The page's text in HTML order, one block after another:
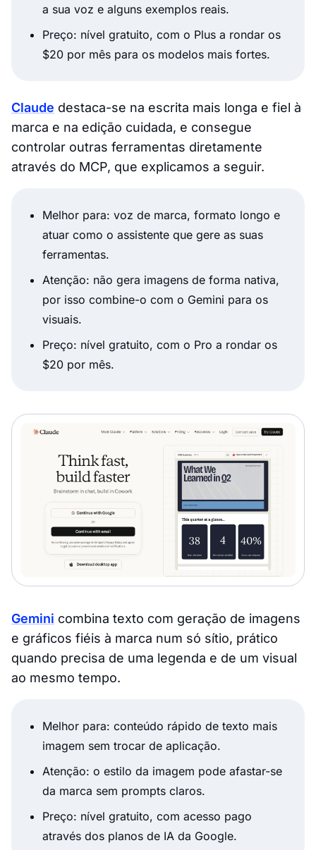
a sua voz e alguns exemplos reais.
Preço: nível gratuito, com o Plus a rondar os
$20 por mês para os modelos mais fortes.
Claude destaca-se na escrita mais longa e fiel à
marca e na edição cuidada, e consegue
controlar outras ferramentas diretamente
através do MCP, que explicamos a seguir.
Melhor para: voz de marca, formato longo e
atuar como o assistente que gere as suas
ferramentas.
Atenção: não gera imagens de forma nativa,
por isso combine-o com o Gemini para os
visuais.
Preço: nível gratuito, com o Pro a rondar os
$20 por mês.
Gemini combina texto com geração de imagens
e gráficos fiéis à marca num só sítio, prático
quando precisa de uma legenda e de um visual
ao mesmo tempo.
Melhor para: conteúdo rápido de texto mais
imagem sem trocar de aplicação.
Atenção: o estilo da imagem pode afastar-se
da marca sem prompts claros.
Preço: nível gratuito, com acesso pago
através dos planos de IA da Google.